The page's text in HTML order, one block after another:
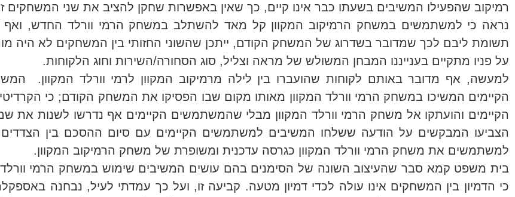
רמיקוב שהפעילו המשיבים בשעתו כבר אינו קיים, כך שאין באפשרות שחקן להציב את שני
נראה כי למשתמשים במשחק הרמיקוב המקוון קל מאד להשתלב במשחק הרמי וורלד החדש, ואף
תשומת ליבם לכך שמדובר בשדרוג של המשחק הקודם, ייתכן שהשוני החזותי בין המשחקים לא היה
על פניו מתקיים בענייננו המבחן המשולש של מראה וצליל, סוג הסחורה/השירות וחוג הלקוחות.
למעשה, אף מדובר באותם לקוחות שהועברו בין לילה מרמיקוב המקוון לרמי וורלד המקוון.
הקיימים המשיכו במשחק הרמי וורלד המקוון מאותו מקום שבו הפסיקו את המשחק הקודם; כי
הקיימים והועתקו אל משחק הרמי וורלד המקוון מבלי שהמשתמשים הקיימים אף נדרשו לשנות
הצביעו המבקשים על הודעה ששלחו המשיבים למשתמשים הקיימים עם סיום ההסכם בין הצדדים
למשתמשים את משחק הרמי וורלד המקוון כגרסה עדכנית ומשופרת של משחק הרמיקוב המקוון.
בית משפט קמא סבר שהעיצוב השונה של הסימנים בהם עושים המשיבים שימוש במשחק הרמי וורלד
כי הדמיון בין המשחקים אינו עולה לכדי דמיון מטעה. קביעה זו, ועל כך עמדתי לעיל, נבחנה